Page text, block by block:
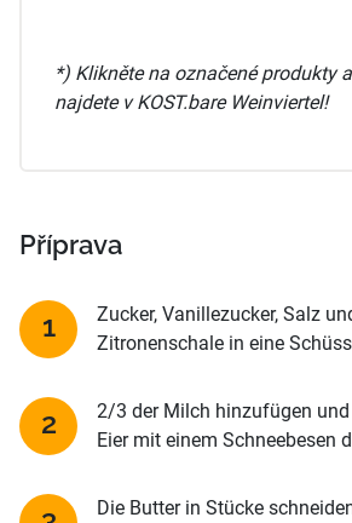
*) Klikněte na označené produkty
najdete v KOST.bare Weinviertel!
Příprava
Zucker, Vanillezucker, Salz
Zitronenschale in eine
2/3 der Milch hinzufügen
Eier mit einem Schneebesen
Die Butter in Stücke